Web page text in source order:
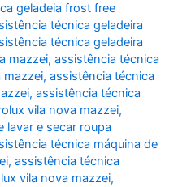
geladeia frost free
técnica geladeira
técnica geladeira
mazzei,assistência técnica
mazzei,assistência técnica
,assistência técnica
vila nova mazzei,
lavar e secar roupa
técnica máquina de
,assistência técnica
vila nova mazzei,